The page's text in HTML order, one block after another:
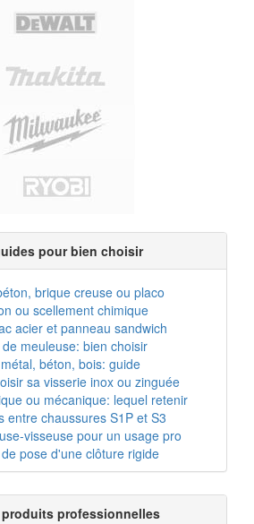
pour bien choisir
brique creuse ou placo
ou scellement chimique
acier et panneau sandwich
meuleuse: bien choisir
béton, bois: guide
sa visserie inox ou zinguée
ou mécanique: lequel retenir
entre chaussures S1P et S3
visseuse pour un usage pro
pose d'une clôture rigide
produits professionnelles